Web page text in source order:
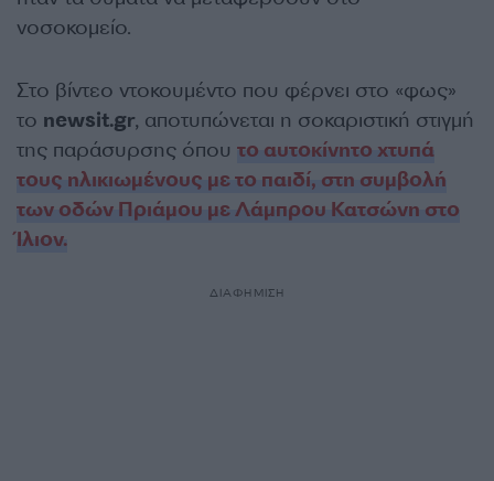
νοσοκομείο.
Στο βίντεο ντοκουμέντο που φέρνει στο «φως»
το newsit.gr, αποτυπώνεται η σοκαριστική στιγμή
της παράσυρσης όπου το αυτοκίνητο χτυπά
τους ηλικιωμένους με το παιδί, στη συμβολή
των οδών Πριάμου με Λάμπρου Κατσώνη στο
Ίλιον.
ΔΙΑΦΗΜΙΣΗ